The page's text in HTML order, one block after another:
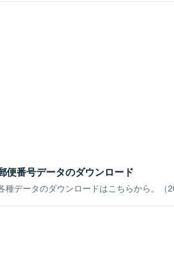
便番号データのダウンロード
種データのダウンロードはこちらから。（